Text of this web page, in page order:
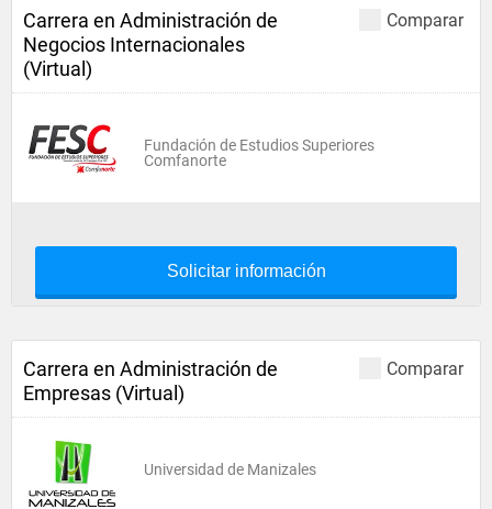
Comparar
Carrera en Administración de
Negocios Internacionales
(Virtual)
Fundación de Estudios Superiores
Comfanorte
Solicitar información
Comparar
Carrera en Administración de
Empresas (Virtual)
Universidad de Manizales